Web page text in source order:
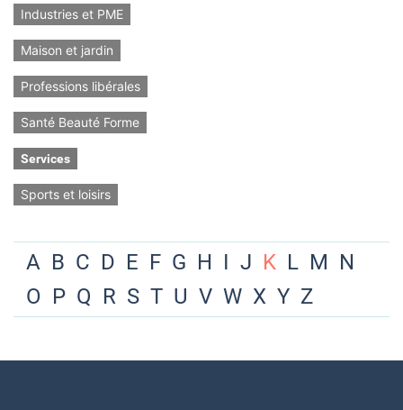
Industries et PME
Maison et jardin
Professions libérales
Santé Beauté Forme
Services
Sports et loisirs
A B C D E F G H I J K L M N
O P Q R S T U V W X Y Z